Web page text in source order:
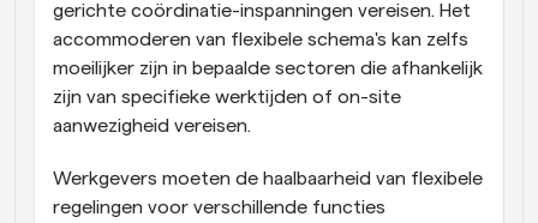
gerichte coördinatie-inspanningen vereisen. Het
accommoderen van flexibele schema's kan zelfs
moeilijker zijn in bepaalde sectoren die afhankelijk
zijn van specifieke werktijden of on-site
aanwezigheid vereisen.
Werkgevers moeten de haalbaarheid van flexibele
regelingen voor verschillende functies